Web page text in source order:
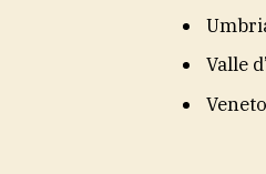
Valle
Veneto